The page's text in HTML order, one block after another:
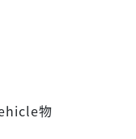
物